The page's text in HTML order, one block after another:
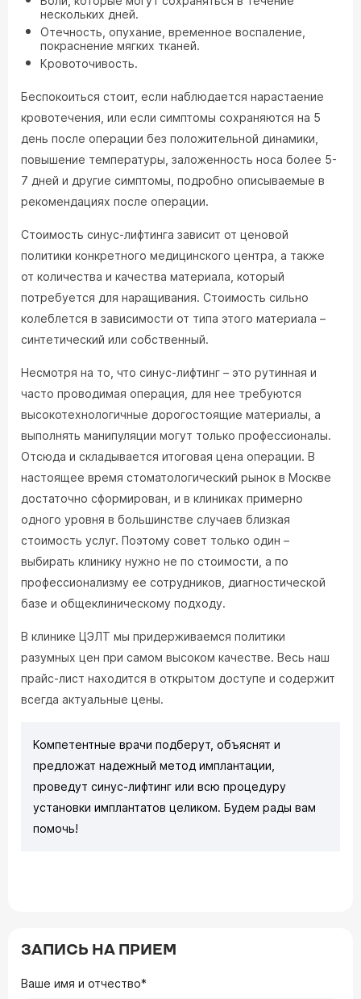
нескольких дней.
Отечность, опухание, временное воспаление,
покраснение мягких тканей.
Кровоточивость.
Беспокоиться стоит, если наблюдается нарастаение
кровотечения, или если симптомы сохраняются на 5
день после операции без положительной динамики,
повышение температуры, заложенность носа более 5-
7 дней и другие симптомы, подробно описываемые в
рекомендациях после операции.
Стоимость синус-лифтинга зависит от ценовой
политики конкретного медицинского центра, а также
от количества и качества материала, который
потребуется для наращивания. Стоимость сильно
колеблется в зависимости от типа этого материала –
синтетический или собственный.
Несмотря на то, что синус-лифтинг – это рутинная и
часто проводимая операция, для нее требуются
высокотехнологичные дорогостоящие материалы, а
выполнять манипуляции могут только профессионалы.
Отсюда и складывается итоговая цена операции. В
настоящее время стоматологический рынок в Москве
достаточно сформирован, и в клиниках примерно
одного уровня в большинстве случаев близкая
стоимость услуг. Поэтому совет только один –
выбирать клинику нужно не по стоимости, а по
профессионализму ее сотрудников, диагностической
базе и общеклиническому подходу.
В клинике ЦЭЛТ мы придерживаемся политики
разумных цен при самом высоком качестве. Весь наш
прайс-лист находится в открытом доступе и содержит
всегда актуальные цены.
Компетентные врачи подберут, объяснят и
предложат надежный метод имплантации,
проведут синус-лифтинг или всю процедуру
установки имплантатов целиком. Будем рады вам
помочь!
ЗАПИСЬ НА ПРИЕМ
Ваше имя и отчество*